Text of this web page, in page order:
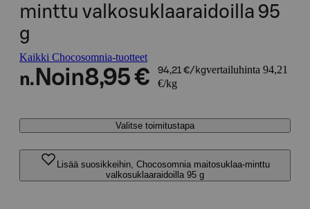
minttu valkosuklaaraidoilla 95
g
Kaikki Chocosomnia-tuotteet
n. Noin8,95 € 94,21 €/kgvertailuhinta 94,21
€/kg
Valitse toimitustapa
Lisää suosikkeihin, Chocosomnia maitosuklaa-minttu
valkosuklaaraidoilla 95 g